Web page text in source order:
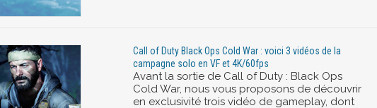
Call of Duty Black Ops Cold War : voici 3 vidéos de la
campagne solo en VF et 4K/60fps
Avant la sortie de Call of Duty : Black Ops
Cold War, nous vous proposons de découvrir
en exclusivité trois vidéo de gameplay, dont